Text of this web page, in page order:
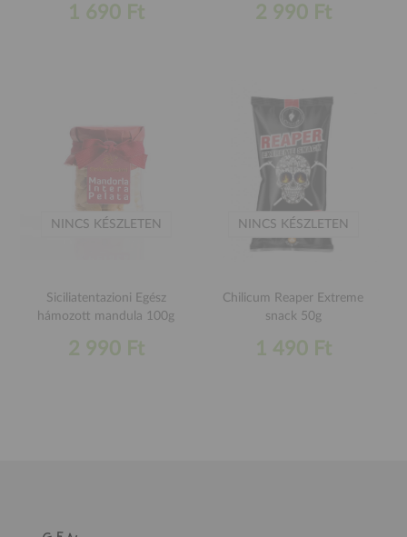
1 690 Ft 2 990 Ft
NINCS KÉSZLETEN
Siciliatentazioni Egész
hámozott mandula 100g
2 990 Ft
NINCS KÉSZLETEN
Chilicum Reaper Extreme
snack 50g
1 490 Ft